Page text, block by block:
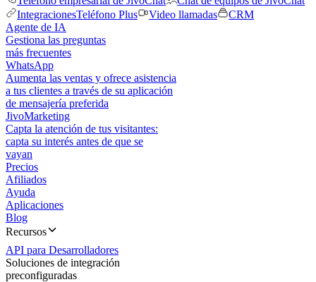
IntegracionesTeléfono Plus Video llamadas
CRM
Agente de IA
Gestiona las preguntas
más frecuentes
WhatsApp
Aumenta las ventas y ofrece asistencia
a tus clientes a través de su aplicación
de mensajería preferida
JivoMarketing
Capta la atención de tus visitantes:
capta su interés antes de que se
vayan
Precios
Afiliados
Ayuda
Aplicaciones
Blog
Recursos
API para Desarrolladores
Soluciones de integración
preconfiguradas